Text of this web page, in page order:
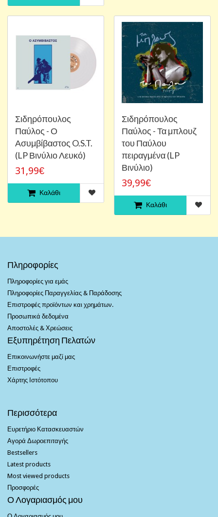
Σιδηρόπουλος
Παύλος - Ο
Ασυμβίβαστος O.S.T.
(LP Βινύλιο Λευκό)
31,99€
Καλάθι
Σιδηρόπουλος
Παύλος - Τα μπλουζ
του Παύλου
πειραγμένα (LP
Βινύλιο)
39,99€
Καλάθι
Πληροφορίες
Πληροφορίες για εμάς
Πληροφορίες Παραγγελίας & Παράδοσης
Επιστροφές προϊόντων και χρημάτων.
Προσωπικά δεδομένα
Αποστολές & Χρεώσεις
Εξυπηρέτηση Πελατών
Επικοινωνήστε μαζί μας
Επιστροφές
Χάρτης Ιστότοπου
Περισσότερα
Ευρετήριο Κατασκευαστών
Αγορά Δωροεπιταγής
Bestsellers
Latest products
Most viewed products
Προσφορές
Ο Λογαριασμός μου